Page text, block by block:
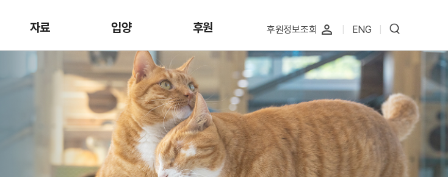
자료 입양 후원 후원정보조회 perm_identity ENG